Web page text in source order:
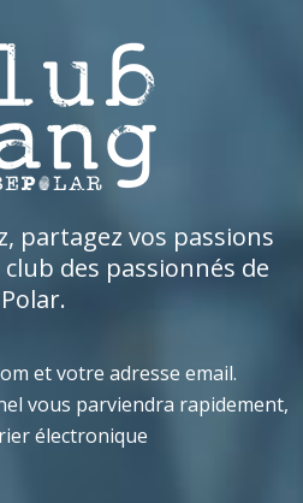
partagez vos passions
des passionnés de
Polar.
et votre adresse email.
vous parviendra rapidement,
électronique